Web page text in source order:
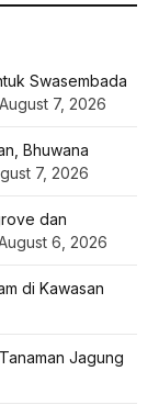
Swasembada
August 7, 2026
Bhuwana
7, 2026
dan
6, 2026
di Kawasan
Jagung